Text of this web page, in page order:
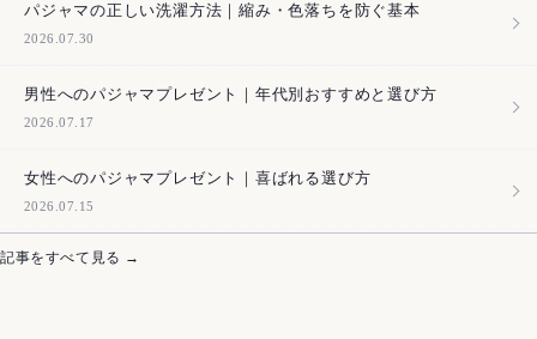
パジャマの正しい洗濯方法｜縮み・色落ちを防ぐ基本
2026.07.30
男性へのパジャマプレゼント｜年代別おすすめと選び方
2026.07.17
女性へのパジャマプレゼント｜喜ばれる選び方
2026.07.15
記事をすべて見る →